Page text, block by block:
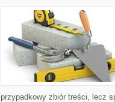
przypadkowy zbiór treści, lecz